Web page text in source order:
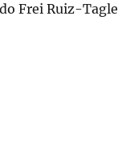
Frei Ruiz-Tagle